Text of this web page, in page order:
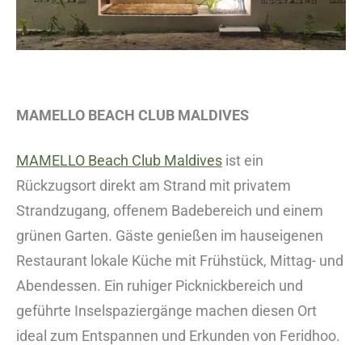
MAMELLO BEACH CLUB MALDIVES
MAMELLO Beach Club Maldives ist ein
Rückzugsort direkt am Strand mit privatem
Strandzugang, offenem Badebereich und einem
grünen Garten. Gäste genießen im hauseigenen
Restaurant lokale Küche mit Frühstück, Mittag- und
Abendessen. Ein ruhiger Picknickbereich und
geführte Inselspaziergänge machen diesen Ort
ideal zum Entspannen und Erkunden von Feridhoo.